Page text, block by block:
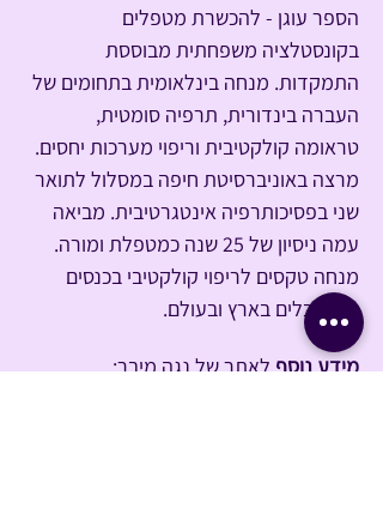
הספר עוגן - להכשרת מטפלים
בקונסטלציה משפחתית מבוססת
התמקדות. מנחה בינלאומית בתחומים של
העברה בינדורית, תרפיה סומטית,
טראומה קולקטיבית וריפוי מערכות יחסים.
מרצה באוניברסיטת חיפה במסלול לתואר
שני בפסיכותרפיה אינטגרטיבית. מביאה
עמה ניסיון של 25 שנה כמטפלת ומורה.
מנחה טקסים לריפוי קולקטיבי בכנסים
ופסטיבלים בארץ ובעולם.
מידע נוסף לאתר של נגה מיבר: